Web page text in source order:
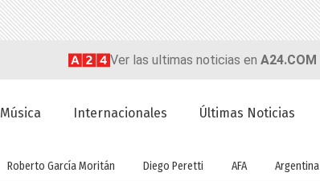
Ver las ultimas noticias en A24.COM
Música Internacionales Últimas Noticias
Roberto García Moritán Diego Peretti AFA Argentina